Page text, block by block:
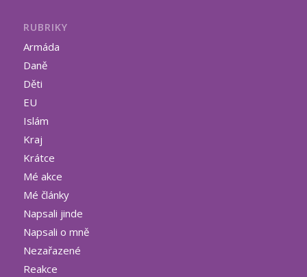
RUBRIKY
Armáda
Daně
Děti
EU
Islám
Kraj
Krátce
Mé akce
Mé články
Napsali jinde
Napsali o mně
Nezařazené
Reakce